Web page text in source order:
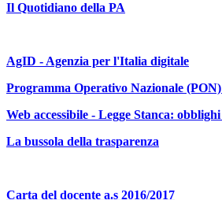
Il Quotidiano della PA
AgID - Agenzia per l'Italia digitale
Programma Operativo Nazionale
Web accessibile - Legge Stanca:
La bussola della trasparenza
Carta del docente a.s 2016/2017